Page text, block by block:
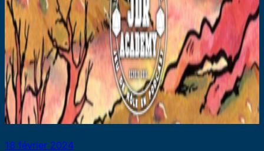
18 février 2024